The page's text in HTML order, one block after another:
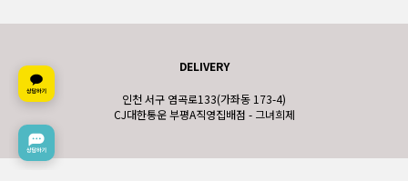
DELIVERY
인천 서구 염곡로133(가좌동 173-4)
CJ대한통운 부평A직영집배점 - 그녀희제